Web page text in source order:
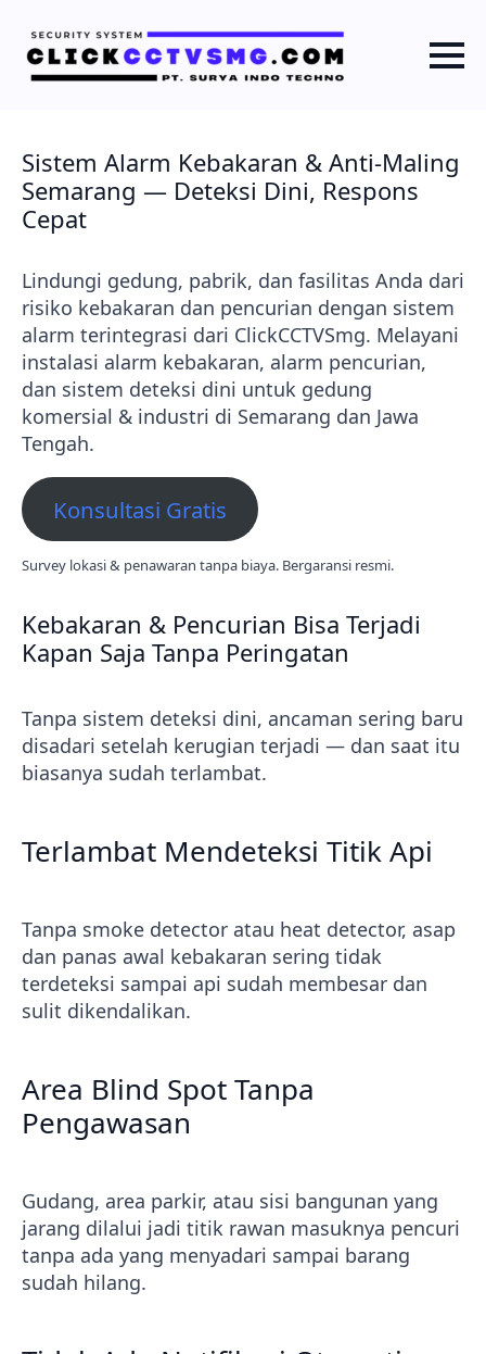
Sistem Alarm Kebakaran & Anti-Maling
Semarang — Deteksi Dini, Respons
Cepat
Lindungi gedung, pabrik, dan fasilitas Anda dari
risiko kebakaran dan pencurian dengan sistem
alarm terintegrasi dari ClickCCTVSmg. Melayani
instalasi alarm kebakaran, alarm pencurian,
dan sistem deteksi dini untuk gedung
komersial & industri di Semarang dan Jawa
Tengah.
Konsultasi Gratis
Survey lokasi & penawaran tanpa biaya. Bergaransi resmi.
Kebakaran & Pencurian Bisa Terjadi
Kapan Saja Tanpa Peringatan
Tanpa sistem deteksi dini, ancaman sering baru
disadari setelah kerugian terjadi — dan saat itu
biasanya sudah terlambat.
Terlambat Mendeteksi Titik Api
Tanpa smoke detector atau heat detector, asap
dan panas awal kebakaran sering tidak
terdeteksi sampai api sudah membesar dan
sulit dikendalikan.
Area Blind Spot Tanpa
Pengawasan
Gudang, area parkir, atau sisi bangunan yang
jarang dilalui jadi titik rawan masuknya pencuri
tanpa ada yang menyadari sampai barang
sudah hilang.